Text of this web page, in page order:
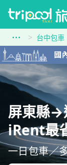
台中包車
屏東縣→
iRent最
一日包車／